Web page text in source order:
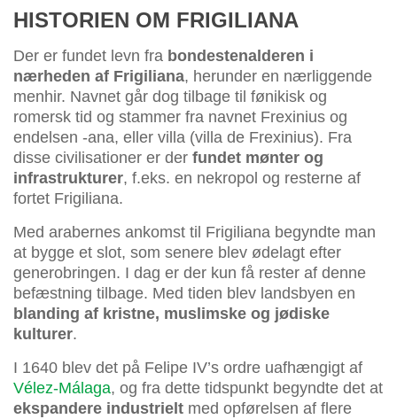
HISTORIEN OM FRIGILIANA
Der er fundet levn fra bondestenalderen i
nærheden af Frigiliana, herunder en nærliggende
menhir. Navnet går dog tilbage til fønikisk og
romersk tid og stammer fra navnet Frexinius og
endelsen -ana, eller villa (villa de Frexinius). Fra
disse civilisationer er der fundet mønter og
infrastrukturer, f.eks. en nekropol og resterne af
fortet Frigiliana.
Med arabernes ankomst til Frigiliana begyndte man
at bygge et slot, som senere blev ødelagt efter
generobringen. I dag er der kun få rester af denne
befæstning tilbage. Med tiden blev landsbyen en
blanding af kristne, muslimske og jødiske
kulturer.
I 1640 blev det på Felipe IV’s ordre uafhængigt af
Vélez-Málaga, og fra dette tidspunkt begyndte det at
ekspandere industrielt med opførelsen af flere